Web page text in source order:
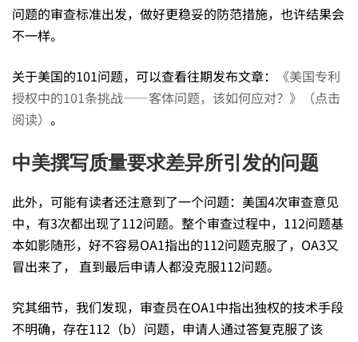
申
请
失
败
案
例
问题的审查标准出发，做好更稳妥的防范措施，也许结果会
不一样。
关于美国的101问题，可以查看往期发布文章：
《美国专利
授权中的101条挑战——客体问题，该如何应对？》（点击
阅读） 。
中美撰写质量要求差异所引发的问题
此外，可能有读者还注意到了一个问题：美国4次审查意见
中，有3次都出现了112问题。整个审查过程中，112问题基
本如影随形，好不容易OA1指出的112问题克服了，OA3又
冒出来了， 直到最后申请人都没克服112问题。
究其细节，我们发现，审查员在OA1中指出独权的技术手段
不明确，存在112（b）问题，申请人通过答复克服了该